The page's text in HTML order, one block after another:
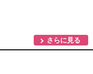
さらに見る